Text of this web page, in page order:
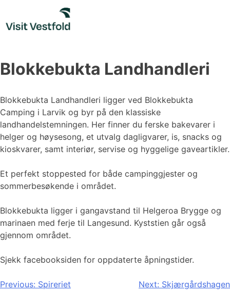
content
Blokkebukta Landhandleri
Blokkebukta Landhandleri ligger ved Blokkebukta
Camping i Larvik og byr på den klassiske
landhandelstemningen. Her finner du ferske bakevarer i
helger og høysesong, et utvalg dagligvarer, is, snacks og
kioskvarer, samt interiør, servise og hyggelige gaveartikler.
Et perfekt stoppested for både campinggjester og
sommerbesøkende i området.
Blokkebukta ligger i gangavstand til Helgeroa Brygge og
marinaen med ferje til Langesund. Kyststien går også
gjennom området.
Sjekk facebooksiden for oppdaterte åpningstider.
Innleggsnavigasjon
Previous: Spireriet Next: Skjærgårdshagen